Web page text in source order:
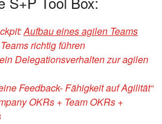
Aufbau eines agilen Teams
richtig führen
Delegationsverhalten zur agilen
Feedback- Fähigkeit auf Agilität“
OKRs + Team OKRs +